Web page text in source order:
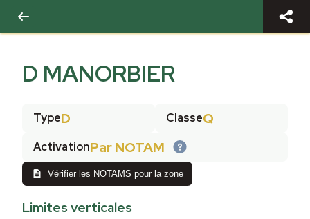
D MANORBIER
TypeD ClasseQ
ActivationPar NOTAM
Vérifier les NOTAMS pour la zone
Limites verticales